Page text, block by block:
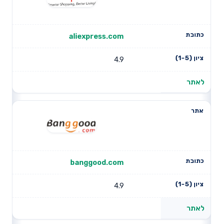
aliexpress.com
4.9
לאתר
banggood.com
4.9
לאתר